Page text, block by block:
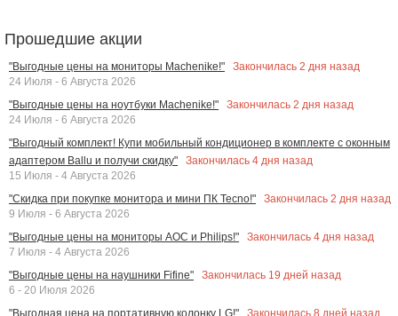
Прошедшие акции
"Выгодные цены на мониторы Machenike!" Закончилась 2 дня назад
24 Июля - 6 Августа 2026
"Выгодные цены на ноутбуки Machenike!"
Закончилась 2 дня назад
24 Июля - 6 Августа 2026
"Выгодный комплект! Купи мобильный кондиционер в комплекте с оконным
адаптером Ballu и получи скидку"
Закончилась 4 дня назад
15 Июля - 4 Августа 2026
"Скидка при покупке монитора и мини ПК Tecno!"
Закончилась 2 дня назад
9 Июля - 6 Августа 2026
"Выгодные цены на мониторы AOC и Philips!"
Закончилась 4 дня назад
7 Июля - 4 Августа 2026
"Выгодные цены на наушники Fifine"
Закончилась 19 дней назад
6 - 20 Июля 2026
"Выгодная цена на портативную колонку LG!"
Закончилась 8 дней назад